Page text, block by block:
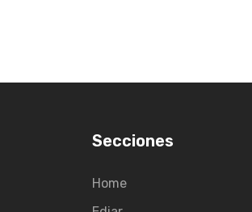
Secciones
Home